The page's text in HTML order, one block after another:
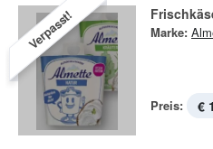
Verpasst! Marke:
Preis: €